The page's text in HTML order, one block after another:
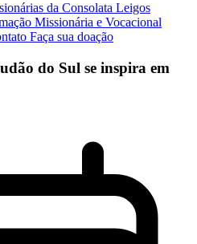
da Consolata Leigos
Missionária e Vocacional
Faça sua doação
do Sul se inspira em